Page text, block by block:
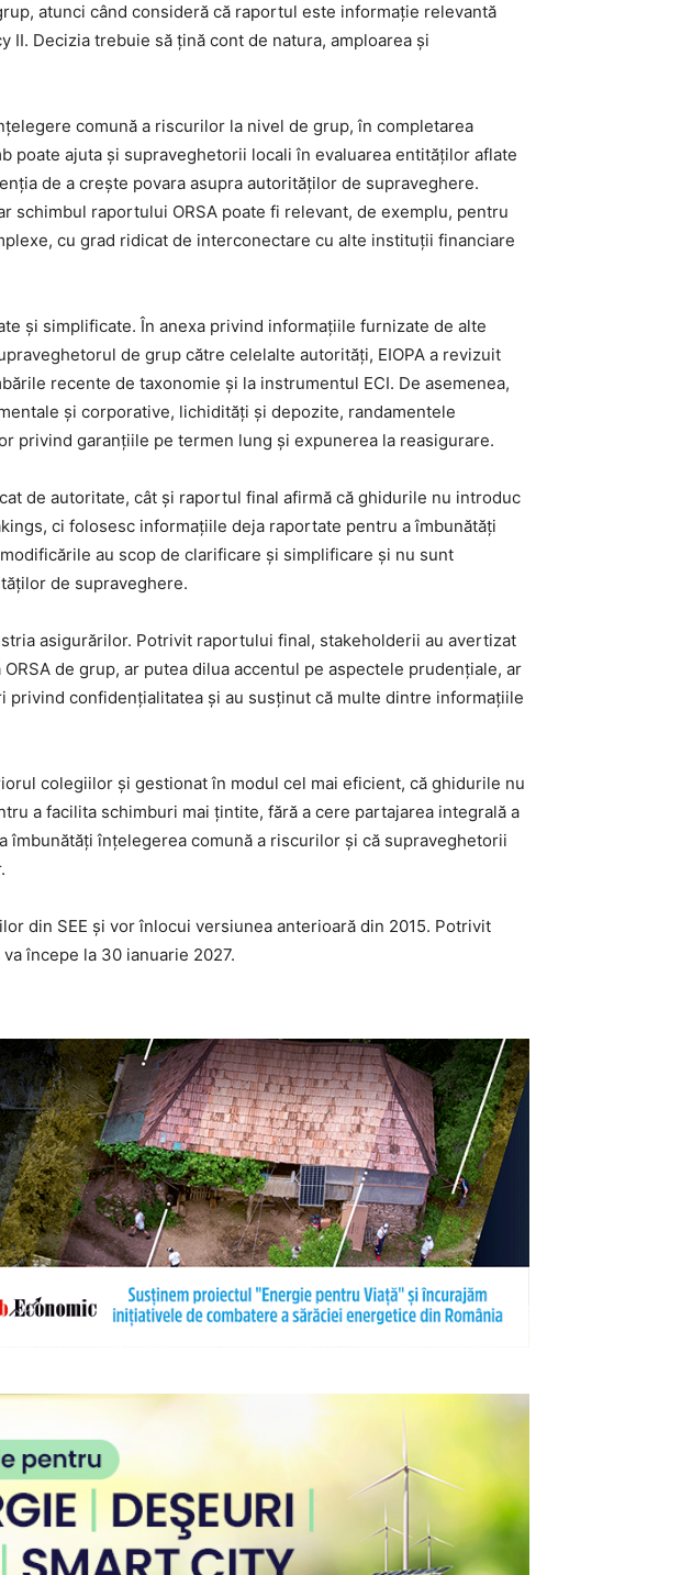
atunci când consideră că raportul este informație relevantă
Decizia trebuie să țină cont de natura, amploarea și
comună a riscurilor la nivel de grup, în completarea
ajuta și supraveghetorii locali în evaluarea entităților aflate
de a crește povara asupra autorităților de supraveghere.
schimbul raportului ORSA poate fi relevant, de exemplu, pentru
cu grad ridicat de interconectare cu alte instituții financiare
și simplificate. În anexa privind informațiile furnizate de alte
de grup către celelalte autorități, EIOPA a revizuit
recente de taxonomie și la instrumentul ECI. De asemenea,
și corporative, lichidități și depozite, randamentele
privind garanțiile pe termen lung și expunerea la reasigurare.
de autoritate, cât și raportul final afirmă că ghidurile nu introduc
ci folosesc informațiile deja raportate pentru a îmbunătăți
au scop de clarificare și simplificare și nu sunt
de supraveghere.
asigurărilor. Potrivit raportului final, stakeholderii au avertizat
de grup, ar putea dilua accentul pe aspectele prudențiale, ar
privind confidențialitatea și au susținut că multe dintre informațiile
colegiilor și gestionat în modul cel mai eficient, că ghidurile nu
a facilita schimburi mai țintite, fără a cere partajarea integrală a
îmbunătăți înțelegerea comună a riscurilor și că supraveghetorii
din SEE și vor înlocui versiunea anterioară din 2015. Potrivit
începe la 30 ianuarie 2027.